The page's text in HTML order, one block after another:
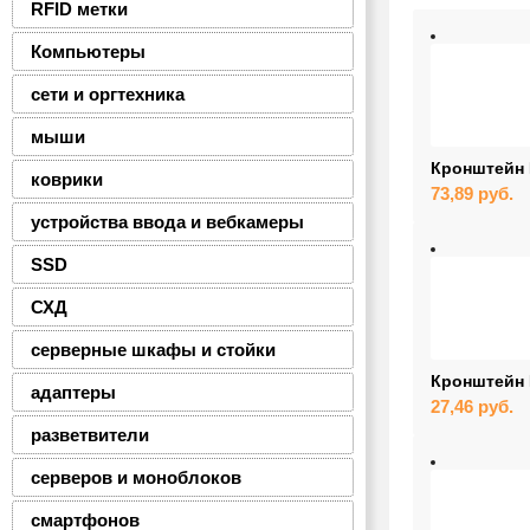
RFID метки
Компьютеры
сети и оргтехника
мыши
коврики
устройства ввода и вебкамеры
SSD
СХД
серверные шкафы и стойки
адаптеры
разветвители
серверов и моноблоков
смартфонов
Кронштейн
73,89 руб.
Кронштейн
27,46 руб.